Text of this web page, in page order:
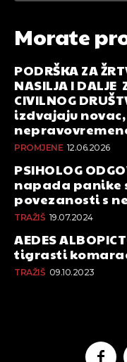
Morate
PODRŠKA ZA
NASILJA I DALJE
CIVILNOG
izdvajaju
PROMJENE 12.06.2026
PSIHOLOG
napada panike
povezanosti s
TRAŽIŠ 19.07.2024
AEDES
tigrasti
TRAŽIŠ 09.10.2023